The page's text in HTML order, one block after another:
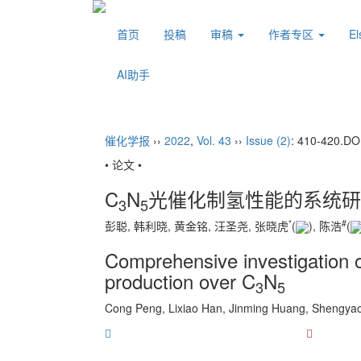
首页 投稿 审稿 作者专区
AI助手
催化学报 ›› 2022, Vol. 43 ›› Issue (2): 410-420.
• 论文 •
C3N5光催化制氢性能的系统
彭聪, 韩利晓, 黄金铭, 汪圣尧, 张晓虎*( ), 陈浩#(
Comprehensive
production over C3N5
Cong Peng, Lixiao Han, Jinming Huang,